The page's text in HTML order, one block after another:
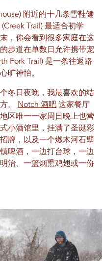
附近的十几条雪鞋健
Trail) 最适合初学
，你会看到很多家庭在这
步道在单数日允许携带宠
Fork Trail) 是一条往返路
旷神怡。
冬日夜晚，我最喜欢的结
。
Notch 酒吧 这家餐厅
区唯一一家周日晚上也营
小酒馆里，挂满了圣诞彩
牌，以及一个燃木河石壁
啤酒，一边打台球，一边
治、一篮烟熏鸡翅或一份